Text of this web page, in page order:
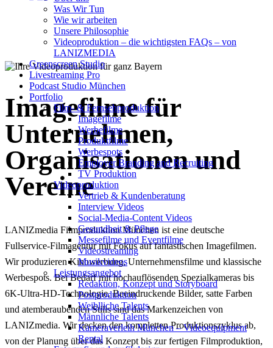
Was Wir Tun
Wie wir arbeiten
Unsere Philosophie
Videoproduktion – die wichtigsten FAQs – von
LANIZMEDIA
Greenscreen Studio
Livestreaming Pro
Podcast Studio München
Portfolio
Film- & Fernsehproduktion
Imagefilme
Werbefilme
Produktfilme
Werbespots
Employer Branding and Recruiting
TV Produktion
Videoproduktion
Vertrieb & Kundenberatung
Interview Videos
Social-Media-Content Videos
Gesundheit & Pflege
Mes­se­filme und Eventfilme
Video­strea­ming
Musikvideos
Leis­tungs­an­ge­bot
Redak­ti­on, Kon­zept und Storyboard
Post­pro­duk­ti­on
Weiblliche Talents
Männliche Talents
Kameraverleih München – Videoequipment
Rental
Imagefilm
Imagefilme für
Unternehmen,
Organisationen und
Vereine
LANIZmedia Filmproduktion München ist eine deutsche
Fullservice-Filmagentur mit Fokus auf fantastischen Imagefilmen.
Wir produzieren Kinowerbung, Unternehmensfilme und klassische
Werbespots. Bei Bedarf mit hochauflösenden Spezialkameras bis
6K-Ultra-HD-Technologie. Beeindruckende Bilder, satte Farben
und atemberaubenden Stills sind das Markenzeichen von
LANIZmedia. Wir decken den kompletten Produktionszyklus ab,
von der Planung über das Konzept bis zur fertigen Filmproduktion,